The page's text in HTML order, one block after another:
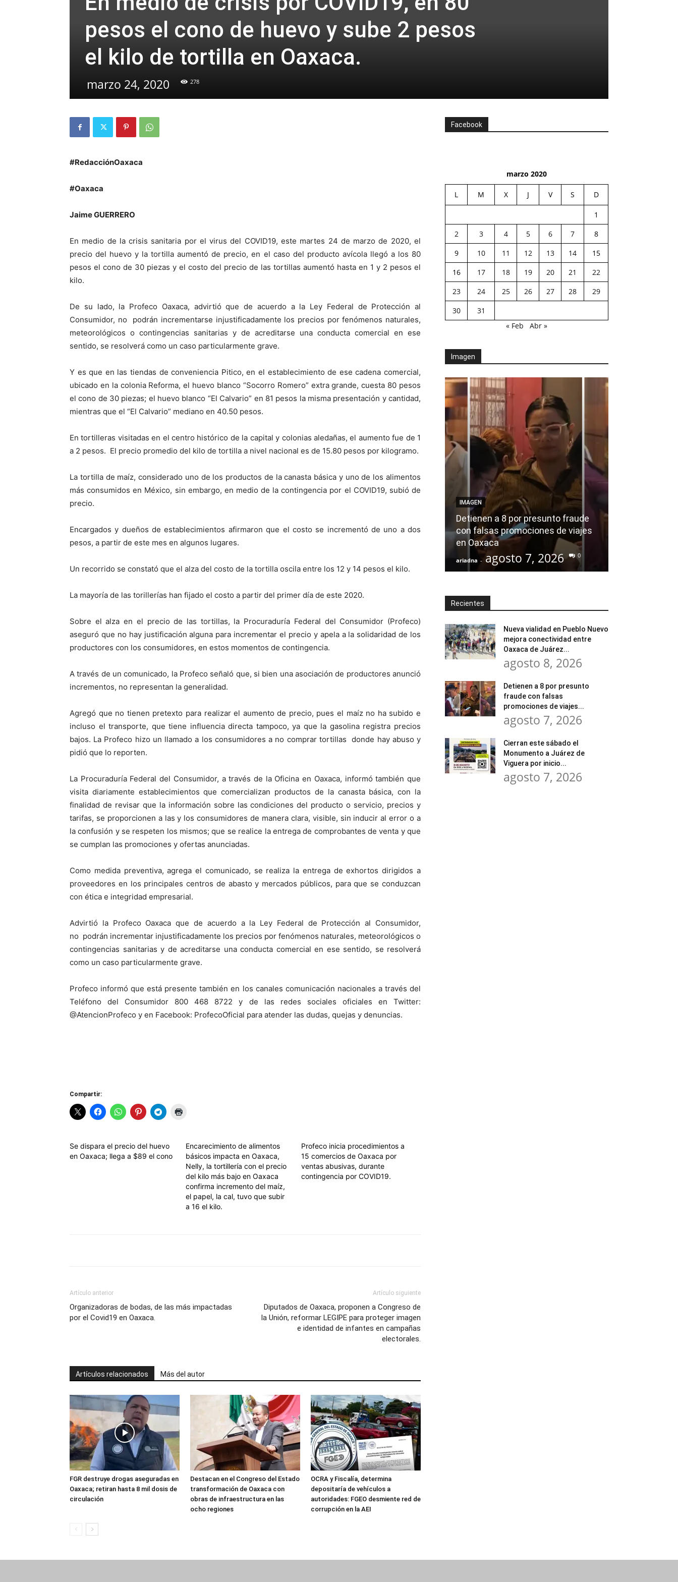
pesos el cono de huevo y sube 2 pesos
el kilo de tortilla en Oaxaca.
marzo 24, 2020 278
#RedacciónOaxaca
#Oaxaca
Jaime GUERRERO
En medio de la crisis sanitaria por el virus del COVID19, este martes 24 de marzo de 2020, el
precio del huevo y la tortilla aumentó de precio, en el caso del producto avícola llegó a los 80
pesos el cono de 30 piezas y el costo del precio de las tortillas aumentó hasta en 1 y 2 pesos el
kilo.
De su lado, la Profeco Oaxaca, advirtió que de acuerdo a la Ley Federal de Protección al
Consumidor, no podrán incrementarse injustificadamente los precios por fenómenos naturales,
meteorológicos o contingencias sanitarias y de acreditarse una conducta comercial en ese
sentido, se resolverá como un caso particularmente grave.
Y es que en las tiendas de conveniencia Pitico, en el establecimiento de ese cadena comercial,
ubicado en la colonia Reforma, el huevo blanco “Socorro Romero” extra grande, cuesta 80 pesos
el cono de 30 piezas; el huevo blanco “El Calvario” en 81 pesos la misma presentación y cantidad,
mientras que el “El Calvario” mediano en 40.50 pesos.
En tortilleras visitadas en el centro histórico de la capital y colonias aledañas, el aumento fue de 1
a 2 pesos. El precio promedio del kilo de tortilla a nivel nacional es de 15.80 pesos por kilogramo.
La tortilla de maíz, considerado uno de los productos de la canasta básica y uno de los alimentos
más consumidos en México, sin embargo, en medio de la contingencia por el COVID19, subió de
precio.
Encargados y dueños de establecimientos afirmaron que el costo se incrementó de uno a dos
pesos, a partir de este mes en algunos lugares.
Un recorrido se constató que el alza del costo de la tortilla oscila entre los 12 y 14 pesos el kilo.
La mayoría de las torillerías han fijado el costo a partir del primer día de este 2020.
Sobre el alza en el precio de las tortillas, la Procuraduría Federal del Consumidor (Profeco)
aseguró que no hay justificación alguna para incrementar el precio y apela a la solidaridad de los
productores con los consumidores, en estos momentos de contingencia.
A través de un comunicado, la Profeco señaló que, si bien una asociación de productores anunció
incrementos, no representan la generalidad.
Agregó que no tienen pretexto para realizar el aumento de precio, pues el maíz no ha subido e
incluso el transporte, que tiene influencia directa tampoco, ya que la gasolina registra precios
bajos. La Profeco hizo un llamado a los consumidores a no comprar tortillas donde hay abuso y
pidió que lo reporten.
La Procuraduría Federal del Consumidor, a través de la Oficina en Oaxaca, informó también que
visita diariamente establecimientos que comercializan productos de la canasta básica, con la
finalidad de revisar que la información sobre las condiciones del producto o servicio, precios y
tarifas, se proporcionen a las y los consumidores de manera clara, visible, sin inducir al error o a
la confusión y se respeten los mismos; que se realice la entrega de comprobantes de venta y que
se cumplan las promociones y ofertas anunciadas.
Como medida preventiva, agrega el comunicado, se realiza la entrega de exhortos dirigidos a
proveedores en los principales centros de abasto y mercados públicos, para que se conduzcan
con ética e integridad empresarial.
Advirtió la Profeco Oaxaca que de acuerdo a la Ley Federal de Protección al Consumidor,
no podrán incrementar injustificadamente los precios por fenómenos naturales, meteorológicos o
contingencias sanitarias y de acreditarse una conducta comercial en ese sentido, se resolverá
como un caso particularmente grave.
Profeco informó que está presente también en los canales comunicación nacionales a través del
Teléfono del Consumidor 800 468 8722 y de las redes sociales oficiales en Twitter:
@AtencionProfeco y en Facebook: ProfecoOficial para atender las dudas, quejas y denuncias.
Compartir:
Se dispara el precio del huevo
en Oaxaca; llega a $89 el cono
Encarecimiento de alimentos
básicos impacta en Oaxaca,
Nelly, la tortillería con el precio
del kilo más bajo en Oaxaca
confirma incremento del maíz,
el papel, la cal, tuvo que subir
a 16 el kilo.
Profeco inicia procedimientos a
15 comercios de Oaxaca por
ventas abusivas, durante
contingencia por COVID19.
Artículo anterior
Organizadoras de bodas, de las más impactadas
por el Covid19 en Oaxaca.
Artículo siguiente
Diputados de Oaxaca, proponen a Congreso de
la Unión, reformar LEGIPE para proteger imagen
e identidad de infantes en campañas
electorales.
Artículos relacionados Más del autor
FGR destruye drogas aseguradas en
Oaxaca; retiran hasta 8 mil dosis de
circulación
Destacan en el Congreso del Estado
transformación de Oaxaca con
obras de infraestructura en las
ocho regiones
OCRA y Fiscalía, determina
depositaría de vehículos a
autoridades: FGEO desmiente red de
corrupción en la AEI
Facebook
marzo 2020
L M X J V S D
1
2
3 4 5 6 7
8
9
10 11 12 13 14
15
16
17 18 19 20 21
22
23
24 25 26 27 28
29
30
31
« Feb
Abr »
Imagen
IMAGEN
Detienen a 8 por presunto fraude
con falsas promociones de viajes
en Oaxaca
ariadna - agosto 7, 2026 0
Recientes
Nueva vialidad en Pueblo Nuevo
mejora conectividad entre
Oaxaca de Juárez...
agosto 8, 2026
Detienen a 8 por presunto
fraude con falsas
promociones de viajes...
agosto 7, 2026
Cierran este sábado el
Monumento a Juárez de
Viguera por inicio...
agosto 7, 2026